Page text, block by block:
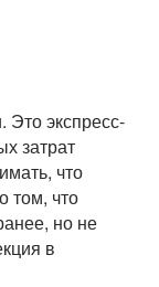
Это экспресс-
затрат
что
том, что
но не
в